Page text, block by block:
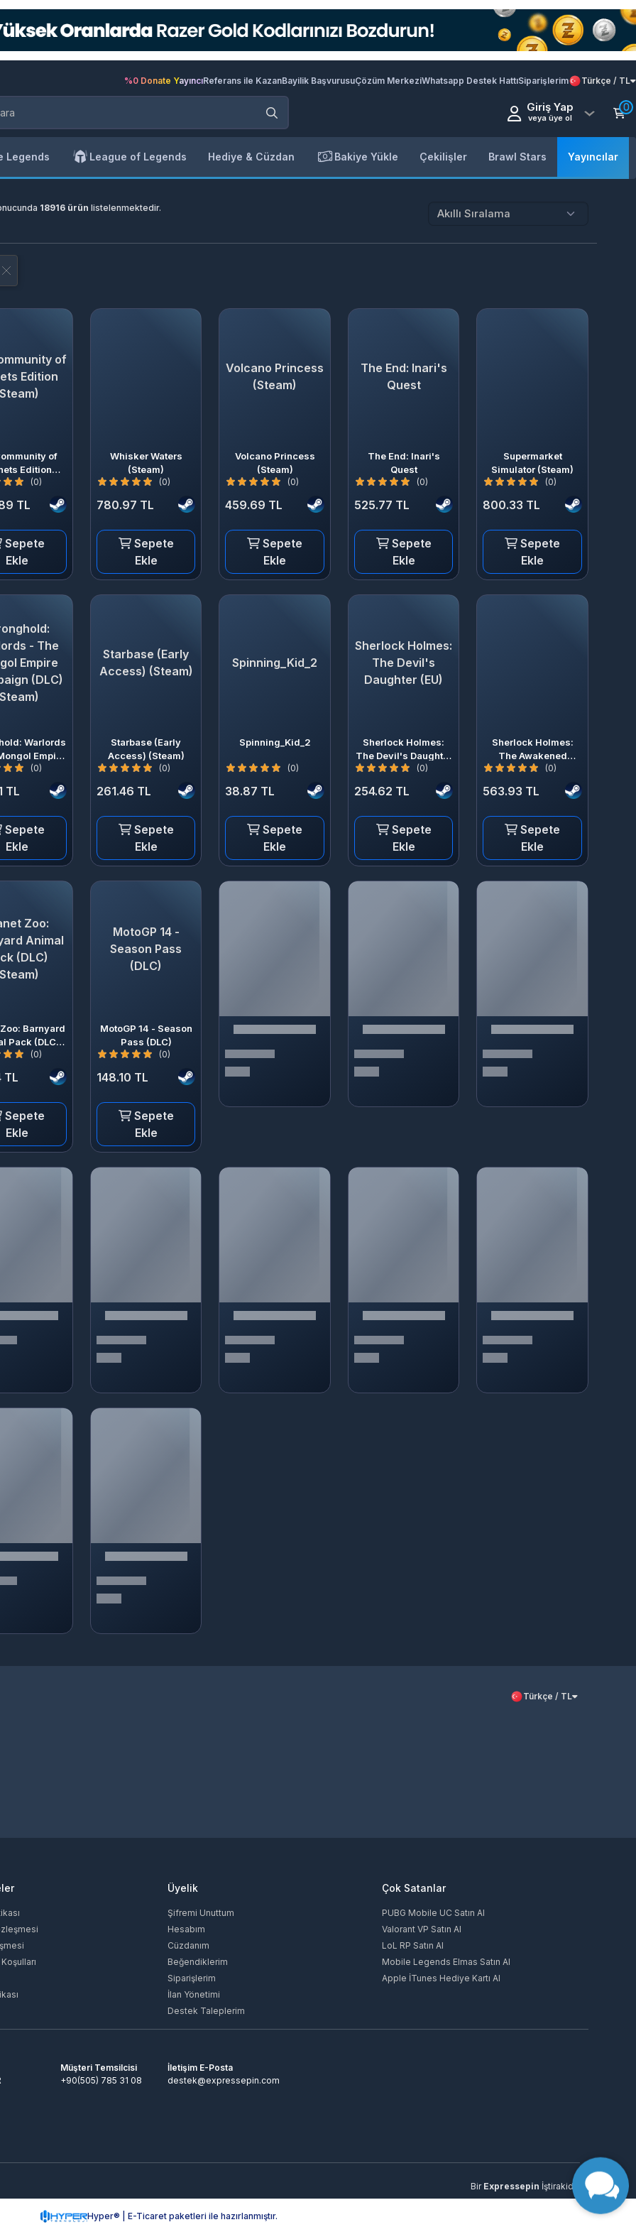
%0 Donate YayıncıReferans ile KazanBayilik BaşvurusuÇözüm MerkeziWhatsapp Destek HattıSiparişlerim Türkçe / TL
Giriş Yap
veya üye ol
0
Legends League of Legends Hediye & Cüzdan Bakiye Yükle Çekilişler Brawl Stars Yayıncılar
18916 ürün listelenmektedir.
of
Edition
of
Edition
(0)
TL
Sepete
Ekle
Whisker Waters
(Steam)
(0)
780.97 TL
Sepete
Ekle
Volcano Princess
(Steam)
Volcano Princess
(Steam)
(0)
459.69 TL
Sepete
Ekle
The End: Inari's
Quest
The End: Inari's
Quest
(0)
525.77 TL
Sepete
Ekle
Supermarket
Simulator (Steam)
(0)
800.33 TL
Sepete
Ekle
- The
Empire
(DLC)
Warlords
Empire
(DLC)
(0)
TL
Sepete
Ekle
Starbase (Early
Access) (Steam)
Starbase (Early
Access) (Steam)
(0)
261.46 TL
Sepete
Ekle
Spinning_Kid_2
Spinning_Kid_2
(0)
38.87 TL
Sepete
Ekle
Sherlock Holmes:
The Devil's
Daughter (EU)
Sherlock Holmes:
The Devil's Daughter
(EU)
(0)
254.62 TL
Sepete
Ekle
Sherlock Holmes:
The Awakened
(Steam)(0)
563.93 TL
Sepete
Ekle
Zoo:
Animal
(DLC)
Barnyard
Pack (DLC)
(0)
TL
Sepete
Ekle
MotoGP 14 -
Season Pass
(DLC)
MotoGP 14 - Season
Pass (DLC)
(0)
148.10 TL
Sepete
Ekle
Türkçe / TL
Üyelik
Şifremi Unuttum
Hesabım
Cüzdanım
Beğendiklerim
Siparişlerim
İlan Yönetimi
Destek Taleplerim
Çok Satanlar
PUBG Mobile UC Satın Al
Valorant VP Satın Al
LoL RP Satın Al
Mobile Legends Elmas Satın Al
Apple İTunes Hediye Kartı Al
Müşteri Temsilcisi
+90(505) 785 31 08
İletişim E-Posta
destek@expressepin.com
Bir Expressepin İştirakidir.
Hyper® | E-Ticaret paketleri ile hazırlanmıştır.